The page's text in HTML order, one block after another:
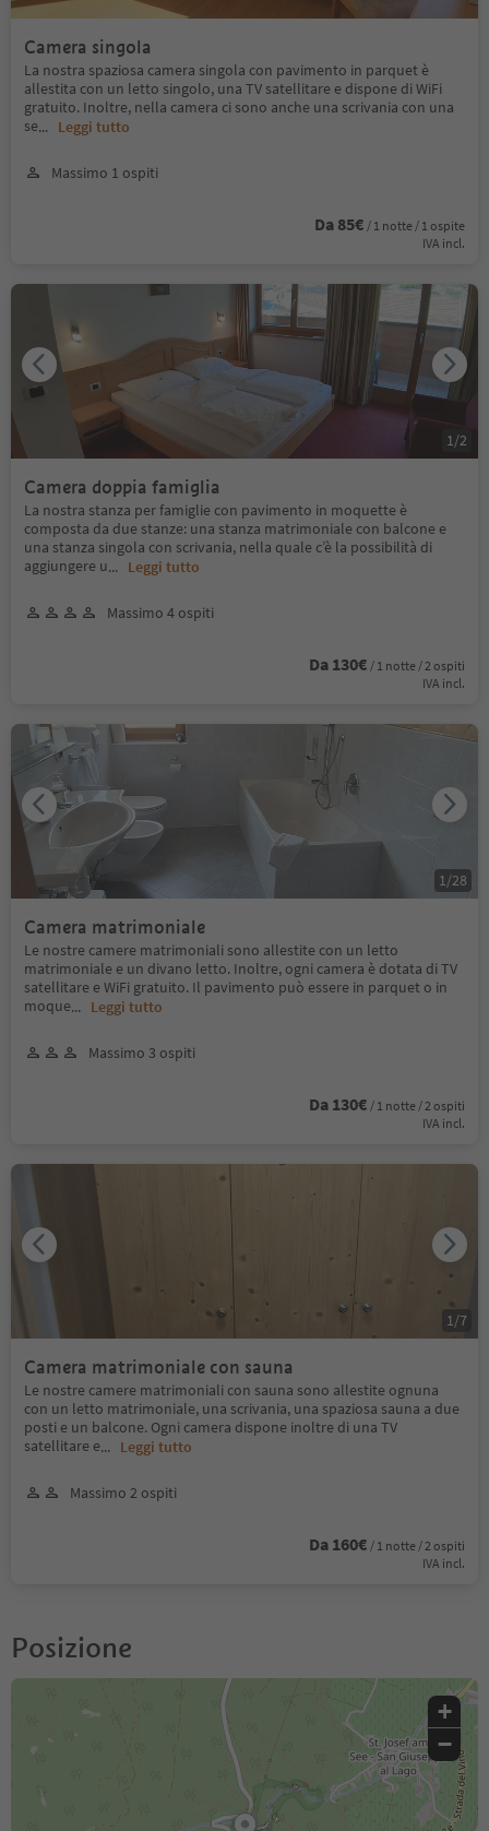
Camera singola
La nostra spaziosa camera singola con pavimento in parquet è
allestita con un letto singolo, una TV satellitare e dispone di WiFi
gratuito. Inoltre, nella camera ci sono anche una scrivania con una
se... Leggi tutto
Massimo 1 ospiti
Da 85€ / 1 notte / 1 ospite
IVA incl.
Camera doppia famiglia
La nostra stanza per famiglie con pavimento in moquette è
composta da due stanze: una stanza matrimoniale con balcone e
una stanza singola con scrivania, nella quale c’è la possibilità di
aggiungere u... Leggi tutto
Massimo 4 ospiti
Da 130€ / 1 notte / 2 ospiti
IVA incl.
1 /2
Camera matrimoniale
Le nostre camere matrimoniali sono allestite con un letto
matrimoniale e un divano letto. Inoltre, ogni camera è dotata di TV
satellitare e WiFi gratuito. Il pavimento può essere in parquet o in
moque... Leggi tutto
Massimo 3 ospiti
Da 130€ / 1 notte / 2 ospiti
IVA incl.
1 /28
Camera matrimoniale con sauna
Le nostre camere matrimoniali con sauna sono allestite ognuna
con un letto matrimoniale, una scrivania, una spaziosa sauna a due
posti e un balcone. Ogni camera dispone inoltre di una TV
satellitare e... Leggi tutto
Massimo 2 ospiti
Da 160€ / 1 notte / 2 ospiti
IVA incl.
1 /7
Posizione
+
−